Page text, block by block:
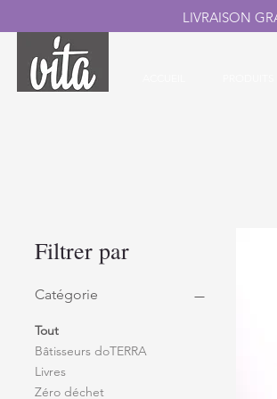
LIVRAISON
Filtrer par
Catégorie
Tout
Bâtisseurs doTERRA
Livres
Zéro déchet